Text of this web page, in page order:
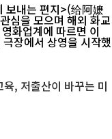
보내는 편지>(给阿嬷
심을 모으며 해외 화교
장에서 상영을 시작했